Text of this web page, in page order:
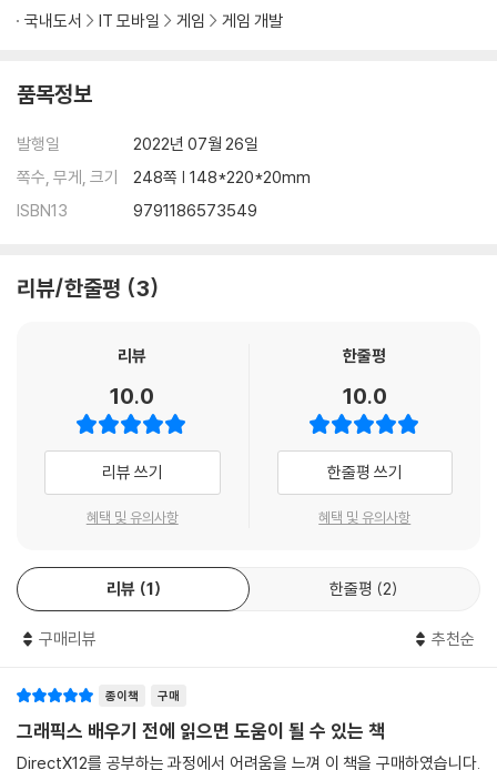
국내도서 IT 모바일 게임 게임 개발
품목정보
발행일
2022년 07월 26일
쪽수, 무게, 크기
248쪽 | 148*220*20mm
ISBN13
9791186573549
리뷰/한줄평 3
리뷰
10.0
리뷰 쓰기
혜택 및 유의사항
한줄평
10.0
한줄평 쓰기
혜택 및 유의사항
리뷰 1 한줄평 2
구매리뷰 추천순
종이책 구매
그래픽스 배우기 전에 읽으면 도움이 될 수 있는 책
DirectX12를 공부하는 과정에서 어려움을 느껴 이 책을 구매하였습니다.